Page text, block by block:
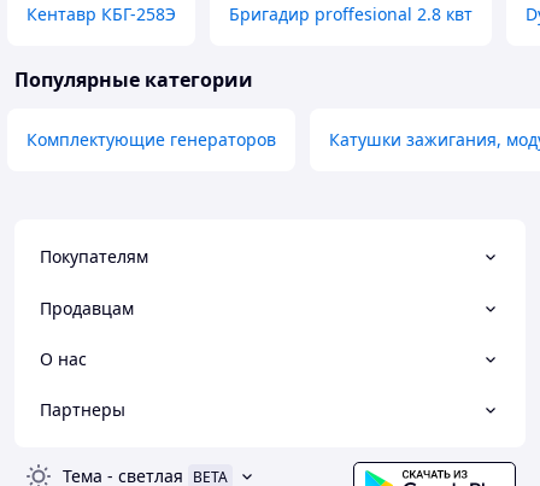
Кентавр КБГ-258Э Бригадир proffesional 2.8 квт
Популярные категории
Комплектующие генераторов Катушки зажигания,
Покупателям
Продавцам
О нас
Партнеры
Тема - светлая BETA